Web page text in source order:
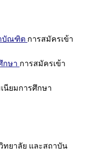
บัณฑิต การสมัครเข้า
กษา การสมัครเข้า
นียมการศึกษา
ทยาลัย และสถาบัน